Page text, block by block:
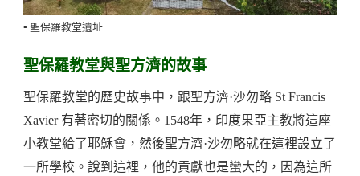
▪️ 聖保羅教堂遺址
聖保羅教堂與聖方濟的故事
聖保羅教堂的歷史故事中，跟聖方濟·沙勿略 St Francis
Xavier 有著密切的關係。1548年，印度果亞主教將這座
小教堂給了耶穌會，然後聖方濟·沙勿略就在這裡設立了
一所學校。說到這裡，他的貢獻也是蠻大的，因為這所